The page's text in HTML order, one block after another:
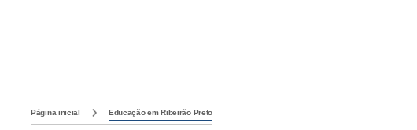
Página inicial Educação em Ribeirão Preto